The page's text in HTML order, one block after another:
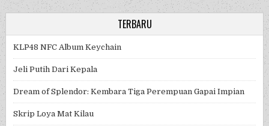
TERBARU
KLP48 NFC Album Keychain
Jeli Putih Dari Kepala
Dream of Splendor: Kembara Tiga Perempuan Gapai Impian
Skrip Loya Mat Kilau